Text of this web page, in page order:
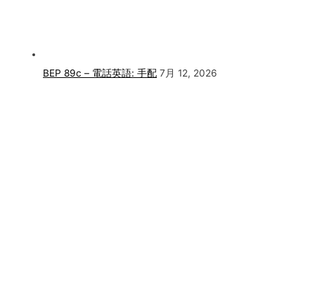
BEP 89c – 電話英語: 手配 7月 12, 2026